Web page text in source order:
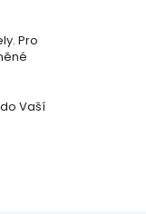
Pro
Vaší